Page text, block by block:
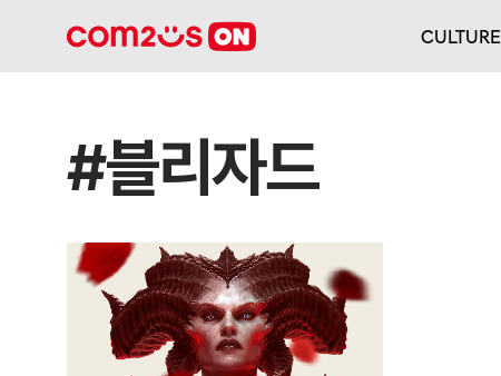
CULTURE
#블리자드